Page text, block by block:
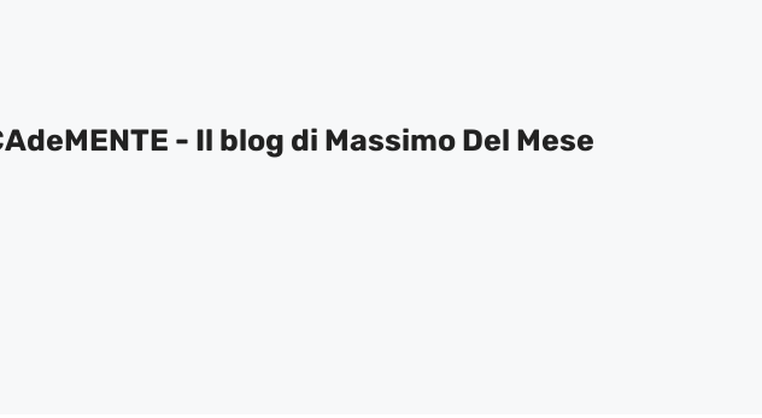
- Il blog di Massimo Del Mese